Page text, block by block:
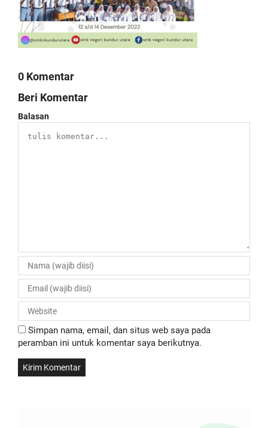
0 Komentar
Beri Komentar
Balasan
Simpan nama, email, dan situs web saya pada
peramban ini untuk komentar saya berikutnya.